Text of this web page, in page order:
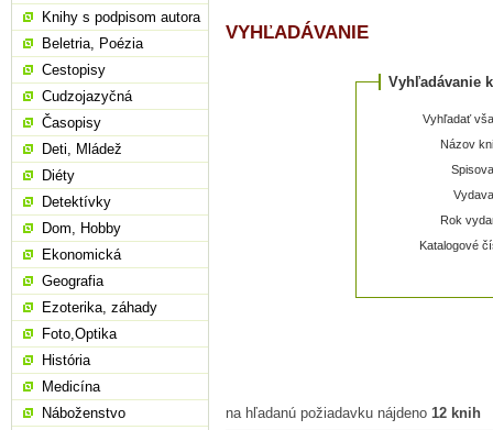
VYHĽADÁVANIE
Vyhľadávanie
Vyhľadať
Názov
Rok
Katalogové
na hľadanú požiadavku nájdeno 12 knih
Knihy s podpisom autora
Beletria, Poézia
Cestopisy
Cudzojazyčná
Časopisy
Deti, Mládež
Diéty
Detektívky
Dom, Hobby
Ekonomická
Geografia
Ezoterika, záhady
Foto,Optika
História
Medicína
Náboženstvo